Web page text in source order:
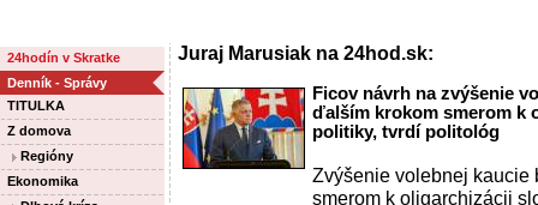
24hodín v Skratke
Denník - Správy
TITULKA
Z domova
Regióny
Ekonomika
Juraj Marusiak na 24hod.sk:
Ficov návrh na zvýšenie
ďalším krokom smerom k
politiky, tvrdí politológ
Zvýšenie volebnej kaucie
smerom k oligarchizácii